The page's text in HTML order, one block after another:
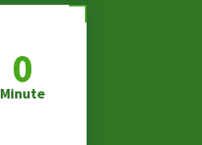
0
Minute